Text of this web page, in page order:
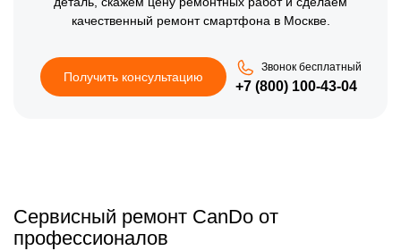
качественный ремонт смартфона в Москве.
Получить консультацию
Звонок бесплатный
+7 (800) 100-43-04
Сервисный ремонт CanDo от
профессионалов